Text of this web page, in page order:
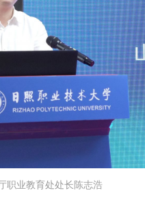
职业教育处处长陈志浩